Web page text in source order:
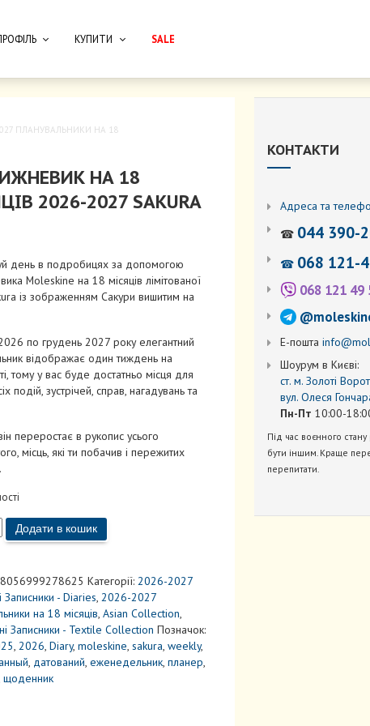
КУПИТИ SALE
ПЛАНУВАЛЬНИКИ НА 18
НА 18
2026-2027 SAKURA
день в подробицях за допомогою
Moleskine на 18 місяців лімітованої
із зображенням Сакури вишитим на
по грудень 2027 року елегантний
відображає один тиждень на
тому у вас буде достатньо місця для
подій, зустрічей, справ, нагадувань та
переростає в рукопис усього
місць, які ти побачив і пережитих
Додати в кошик
8056999278625 Категорії: 2026-2027
Записники - Diaries, 2026-2027
на 18 місяців, Asian Collection,
Записники - Textile Collection Позначок:
, 2026, Diary, moleskine, sakura, weekly,
, датований, еженедельник, планер,
щоденник
КОНТАКТИ
Адреса та
☎ 044 390-
☎ 068 121-
068 121 49
Е-пошта
Шоурум в Києві:
ст. м. Золоті
вул. Олеся
Пн-Пт 10:00-
Під час воєнного
бути іншим. Краще
перепитати.